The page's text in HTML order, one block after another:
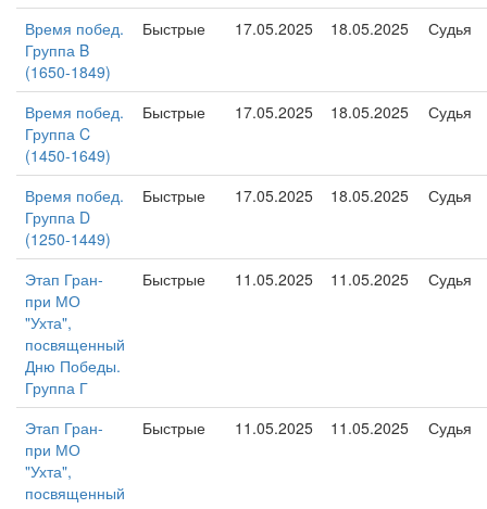
Время побед.
Группа B
(1650-1849)
Быстрые 17.05.2025 18.05.2025 Судья
Время побед.
Группа C
(1450-1649)
Быстрые 17.05.2025 18.05.2025 Судья
Время побед.
Группа D
(1250-1449)
Быстрые 17.05.2025 18.05.2025 Судья
Этап Гран-
при МО
"Ухта",
посвященный
Дню Победы.
Группа Г
Быстрые 11.05.2025 11.05.2025 Судья
Этап Гран-
при МО
"Ухта",
посвященный
Быстрые 11.05.2025 11.05.2025 Судья